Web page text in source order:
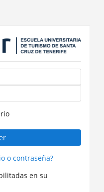
o contraseña?
en su